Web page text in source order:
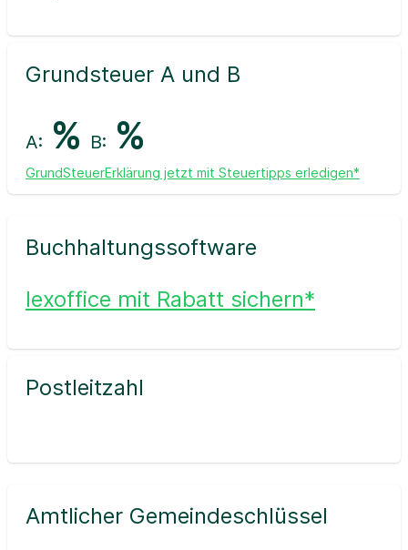
Grundsteuer A und B
A: % B: %
GrundSteuerErklärung jetzt mit Steuertipps erledigen*
Buchhaltungssoftware
lexoffice mit Rabatt sichern*
Postleitzahl
Amtlicher Gemeindeschlüssel